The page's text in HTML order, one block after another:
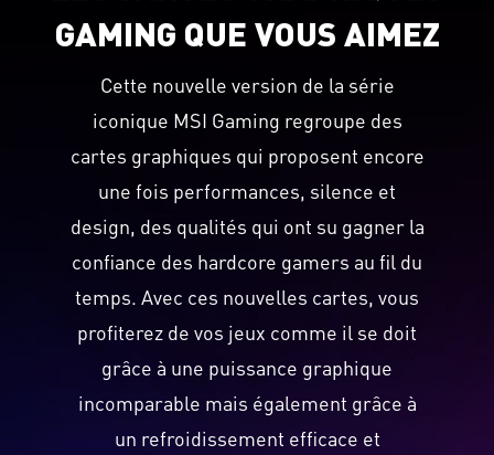
GAMING QUE VOUS AIMEZ
Cette nouvelle version de la série
iconique MSI Gaming regroupe des
cartes graphiques qui proposent encore
une fois performances, silence et
design, des qualités qui ont su gagner la
confiance des hardcore gamers au fil du
temps. Avec ces nouvelles cartes, vous
profiterez de vos jeux comme il se doit
grâce à une puissance graphique
incomparable mais également grâce à
un refroidissement efficace et